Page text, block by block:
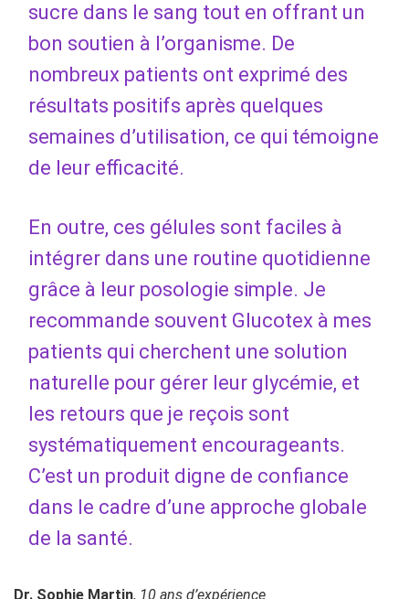
sucre dans le sang tout en offrant un
bon soutien à l’organisme. De
nombreux patients ont exprimé des
résultats positifs après quelques
semaines d’utilisation, ce qui témoigne
de leur efficacité.
En outre, ces gélules sont faciles à
intégrer dans une routine quotidienne
grâce à leur posologie simple. Je
recommande souvent Glucotex à mes
patients qui cherchent une solution
naturelle pour gérer leur glycémie, et
les retours que je reçois sont
systématiquement encourageants.
C’est un produit digne de confiance
dans le cadre d’une approche globale
de la santé.
Dr. Sophie Martin, 10 ans d’expérience